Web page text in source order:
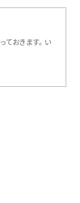
ておきます。 い